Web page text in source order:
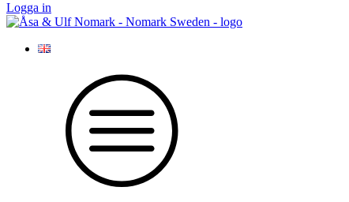
Logga in